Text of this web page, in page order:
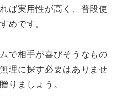
ば実用性が高く、普段使
めです。
で相手が喜びそうなもの
理に探す必要はありませ
りましょう。